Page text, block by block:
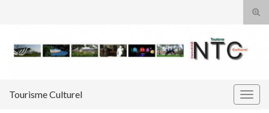
Tourisme Culturel